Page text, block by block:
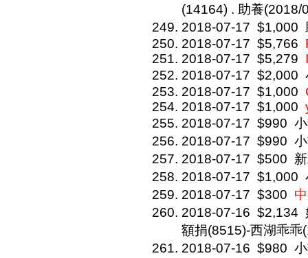
(14164) . 助養(2018/
2018-07-17 $1,000
2018-07-17 $5,766
2018-07-17 $5,279
2018-07-17 $2,000
2018-07-17 $1,000
2018-07-17 $1,000
2018-07-17 $990
2018-07-17 $990
2018-07-17 $500
2018-07-17 $1,000
2018-07-17 $300
2018-07-16 $2,134
額捐(8515)-西湖乖乖
2018-07-16 $980